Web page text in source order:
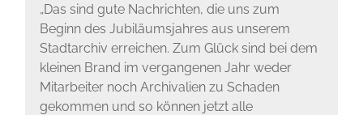
„Das sind gute Nachrichten, die uns zum
Beginn des Jubiläumsjahres aus unserem
Stadtarchiv erreichen. Zum Glück sind bei dem
kleinen Brand im vergangenen Jahr weder
Mitarbeiter noch Archivalien zu Schaden
gekommen und so können jetzt alle